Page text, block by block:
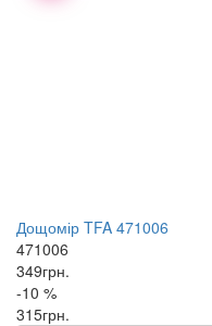
Дощомір TFA 471006
471006
349грн.
-10 %
315грн.